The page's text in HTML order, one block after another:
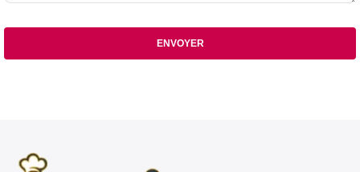
ENVOYER